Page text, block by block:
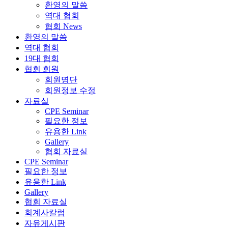
환영의 말씀
역대 협회
협회 News
환영의 말씀
역대 협회
19대 협회
협회 회원
회원명단
회원정보 수정
자료실
CPE Seminar
필요한 정보
유용한 Link
Gallery
협회 자료실
CPE Seminar
필요한 정보
유용한 Link
Gallery
협회 자료실
회계사칼럼
자유게시판